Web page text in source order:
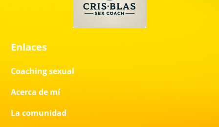
Enlaces
Coaching sexual
Acerca de mí
La comunidad